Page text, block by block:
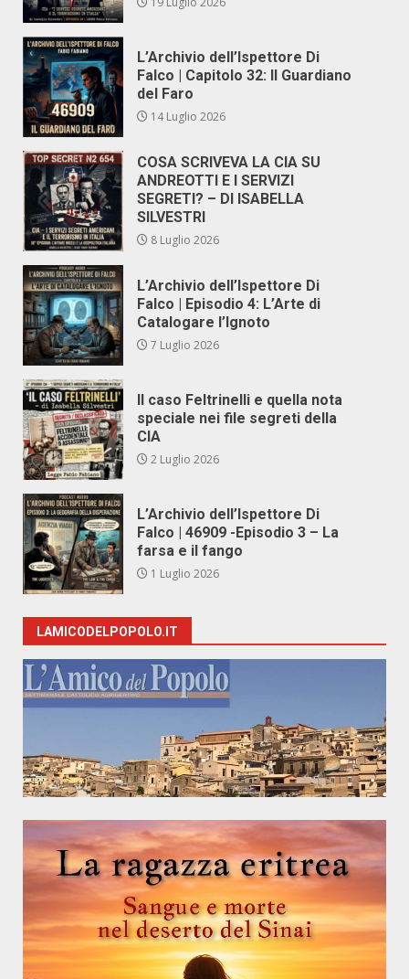
L’Archivio dell’Ispettore Di
Falco | Capitolo 32: Il Guardiano
del Faro
14 Luglio 2026
COSA SCRIVEVA LA CIA SU
ANDREOTTI E I SERVIZI
SEGRETI? – DI ISABELLA
SILVESTRI
8 Luglio 2026
L’Archivio dell’Ispettore Di
Falco | Episodio 4: L’Arte di
Catalogare l’Ignoto
7 Luglio 2026
Il caso Feltrinelli e quella nota
speciale nei file segreti della
CIA
2 Luglio 2026
L’Archivio dell’Ispettore Di
Falco | 46909 -Episodio 3 – La
farsa e il fango
1 Luglio 2026
LAMICODELPOPOLO.IT